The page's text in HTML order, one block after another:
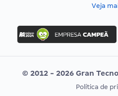
Concurso Nacional Unificado
Concurso Ibama
Concurso MPU
Editais publicados
CONCURSOS POR PROFISSÃO
Veja
© 2012 - 2026 Gran
Política de